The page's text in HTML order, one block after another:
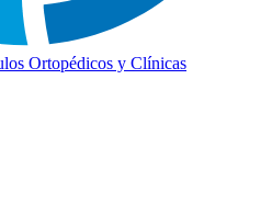
Ortopédicos y Clínicas